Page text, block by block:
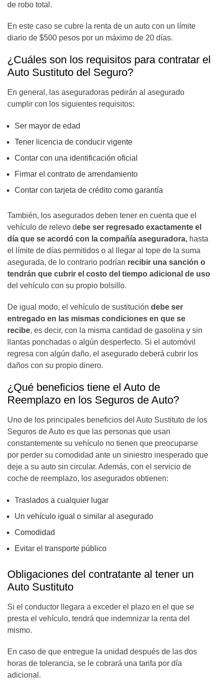
de robo total.
En este caso se cubre la renta de un auto con un límite
diario de $500 pesos por un máximo de 20 días.
¿Cuáles son los requisitos para contratar el
Auto Sustituto del Seguro?
En general, las aseguradoras pedirán al asegurado
cumplir con los siguientes requisitos:
Ser mayor de edad
Tener licencia de conducir vigente
Contar con una identificación oficial
Firmar el contrato de arrendamiento
Contar con tarjeta de crédito como garantía
También, los asegurados deben tener en cuenta que el
vehículo de relevo debe ser regresado exactamente el
día que se acordó con la compañía aseguradora, hasta
el límite de días permitidos o al llegar al tope de la suma
asegurada, de lo contrario podrían recibir una sanción o
tendrán que cubrir el costo del tiempo adicional de uso
del vehículo con su propio bolsillo.
De igual modo, el vehículo de sustitución debe ser
entregado en las mismas condiciones en que se
recibe, es decir, con la misma cantidad de gasolina y sin
llantas ponchadas o algún desperfecto. Si el automóvil
regresa con algún daño, el asegurado deberá cubrir los
daños con su propio dinero.
¿Qué beneficios tiene el Auto de
Reemplazo en los Seguros de Auto?
Uno de los principales beneficios del Auto Sustituto de los
Seguros de Auto es que las personas que usan
constantemente su vehículo no tienen que preocuparse
por perder su comodidad ante un siniestro inesperado que
deje a su auto sin circular. Además, con el servicio de
coche de reemplazo, los asegurados obtienen:
Traslados a cualquier lugar
Un vehículo igual o similar al asegurado
Comodidad
Evitar el transporte público
Obligaciones del contratante al tener un
Auto Sustituto
Si el conductor llegara a exceder el plazo en el que se
presta el vehículo, tendrá que indemnizar la renta del
mismo.
En caso de que entregue la unidad después de las dos
horas de tolerancia, se le cobrará una tarifa por día
adicional.